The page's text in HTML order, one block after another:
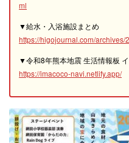
ml
▼給水・入浴施設まとめ
https://higojournal.com/
▼令和8年熊本地震 生活情報板
https://imacoco-navi.netlify.app/